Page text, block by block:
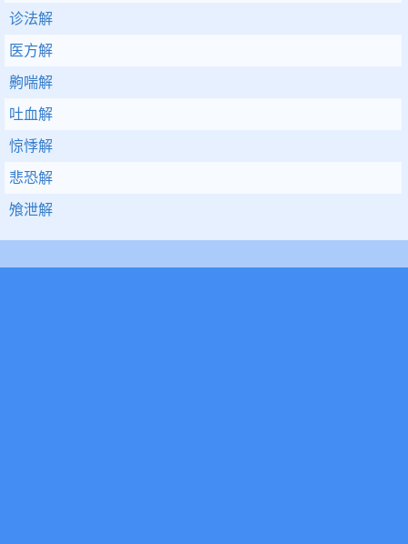
诊法解
医方解
齁喘解
吐血解
惊悸解
悲恐解
飧泄解